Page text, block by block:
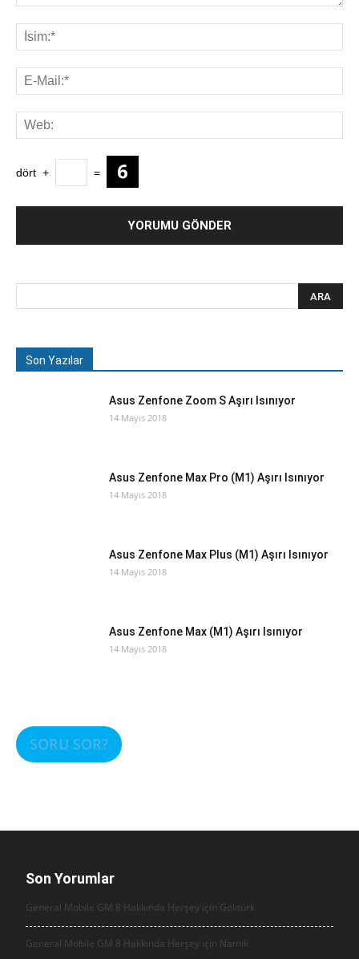
dört + =
Son Yazılar
Asus Zenfone Zoom S Aşırı Isınıyor
14 Mayıs 2018
Asus Zenfone Max Pro (M1) Aşırı Isınıyor
14 Mayıs 2018
Asus Zenfone Max Plus (M1) Aşırı Isınıyor
14 Mayıs 2018
Asus Zenfone Max (M1) Aşırı Isınıyor
14 Mayıs 2018
SORU SOR?
Son Yorumlar
General Mobile GM 8 Hakkında Herşey için Göktürk
General Mobile GM 8 Hakkında Herşey için Namık